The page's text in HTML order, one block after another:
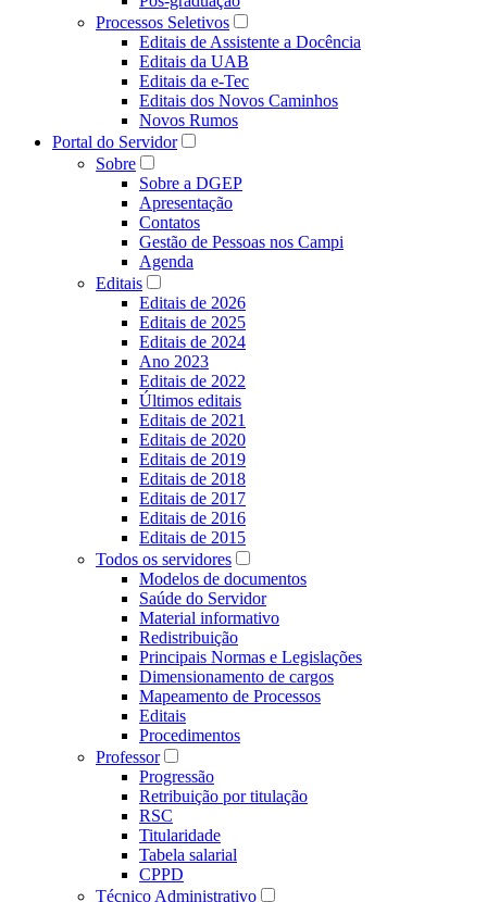
Processos Seletivos
Editais de Assistente a Docência
Editais da UAB
Editais da e-Tec
Editais dos Novos Caminhos
Novos Rumos
Portal do Servidor
Sobre
Sobre a DGEP
Apresentação
Contatos
Gestão de Pessoas nos Campi
Agenda
Editais
Editais de 2026
Editais de 2025
Editais de 2024
Ano 2023
Editais de 2022
Últimos editais
Editais de 2021
Editais de 2020
Editais de 2019
Editais de 2018
Editais de 2017
Editais de 2016
Editais de 2015
Todos os servidores
Modelos de documentos
Saúde do Servidor
Material informativo
Redistribuição
Principais Normas e Legislações
Dimensionamento de cargos
Mapeamento de Processos
Editais
Procedimentos
Professor
Progressão
Retribuição por titulação
RSC
Titularidade
Tabela salarial
CPPD
Técnico Administrativo